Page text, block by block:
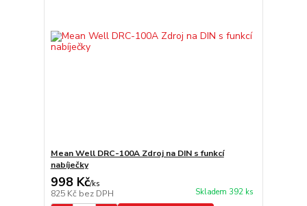
Mean Well DRC-100A Zdroj na DIN s funkcí
nabíječky
998 Kč/ks
825 Kč bez DPH Skladem 392 ks